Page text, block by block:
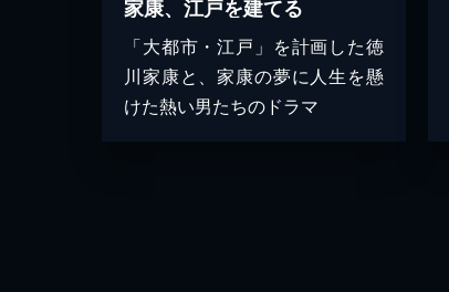
家康、江戸を建てる
「大都市・江戸」を計画した徳
川家康と、家康の夢に人生を懸
けた熱い男たちのドラマ